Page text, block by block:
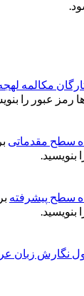
مکالمه لهجه
رمز عبور را
سطح مقدماتی
بنویسید.
سطح پیشرفته
بنویسید.
نگارش زبان